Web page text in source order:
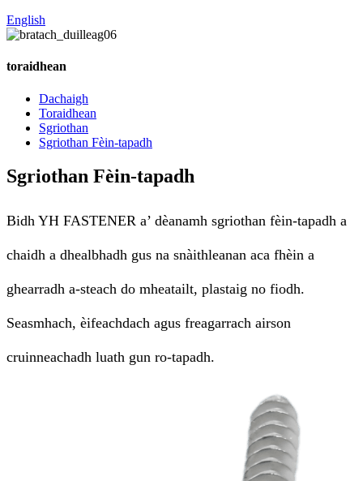
English
toraidhean
Dachaigh
Toraidhean
Sgriothan
Sgriothan Fèin-tapadh
Sgriothan Fèin-tapadh
Bidh YH FASTENER a’ dèanamh sgriothan fèin-tapadh a
chaidh a dhealbhadh gus na snàithleanan aca fhèin a
ghearradh a-steach do mheatailt, plastaig no fiodh.
Seasmhach, èifeachdach agus freagarrach airson
cruinneachadh luath gun ro-tapadh.